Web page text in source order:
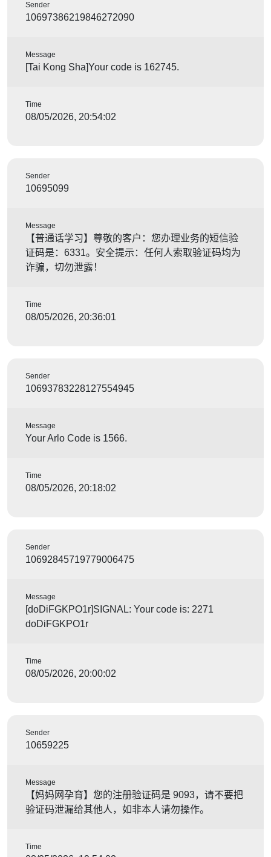
Sender
10697386219846272090
Message
[Tai Kong Sha]Your code is 162745.
Time
08/05/2026, 20:54:02
Sender
10695099
Message
【普通话学习】尊敬的客户：您办理业务的短信验
证码是：6331。安全提示：任何人索取验证码均为
诈骗，切勿泄露！
Time
08/05/2026, 20:36:01
Sender
10693783228127554945
Message
Your Arlo Code is 1566.
Time
08/05/2026, 20:18:02
Sender
10692845719779006475
Message
[doDiFGKPO1r]SIGNAL: Your code is: 2271
doDiFGKPO1r
Time
08/05/2026, 20:00:02
Sender
10659225
Message
【妈妈网孕育】您的注册验证码是 9093，请不要把
验证码泄漏给其他人，如非本人请勿操作。
Time